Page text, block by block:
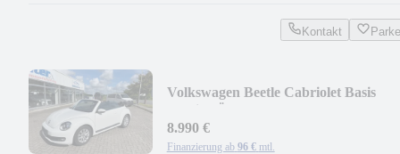
Kontakt
Volkswagen Beetle Cabriolet Basis
8.990 €
Finanzierung ab 96 € mtl.